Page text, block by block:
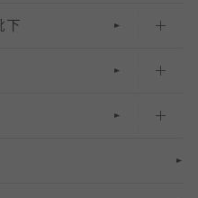
）
クス
寒・厚手タイツ）
下
・靴下